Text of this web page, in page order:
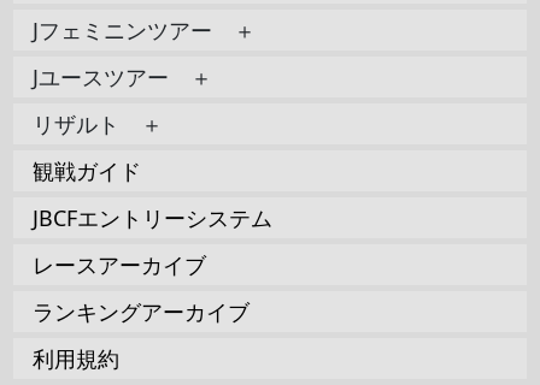
Jフェミニンツアー ＋
Jユースツアー ＋
リザルト ＋
観戦ガイド
JBCFエントリーシステム
レースアーカイブ
ランキングアーカイブ
利用規約